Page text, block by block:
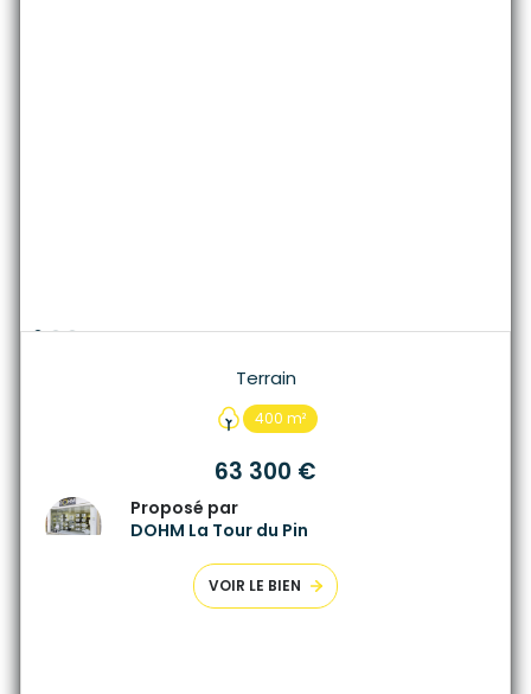
Terrain
400 m²
63 300 €
Proposé par
DOHM La Tour du Pin
VOIR LE BIEN